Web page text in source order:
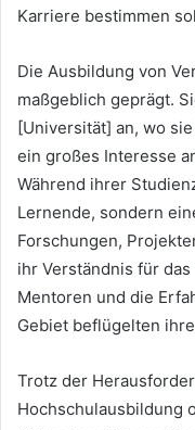
Karriere bestimmen
Die Ausbildung von
maßgeblich geprägt.
[Universität] an, wo
ein großes Interesse
Während ihrer
Lernende, sondern
Forschungen,
ihr Verständnis für
Mentoren und die
Gebiet beflügelten
Trotz der
Hochschulausbildung